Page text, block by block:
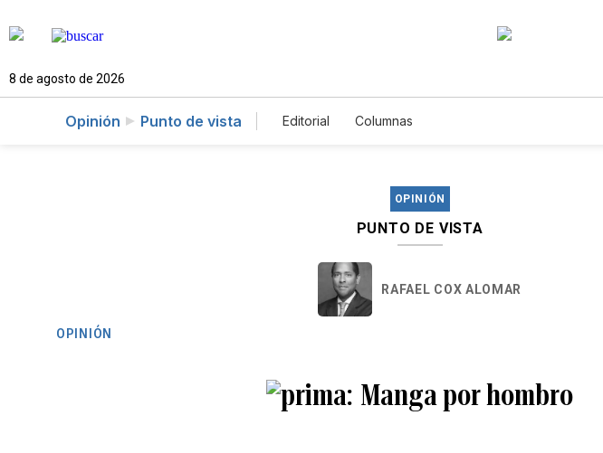
8 de agosto de 2026
Opinión Punto de vista Editorial Columnas
OPINIÓN
PUNTO DE VISTA
RAFAEL COX ALOMAR
OPINIÓN
Manga por hombro